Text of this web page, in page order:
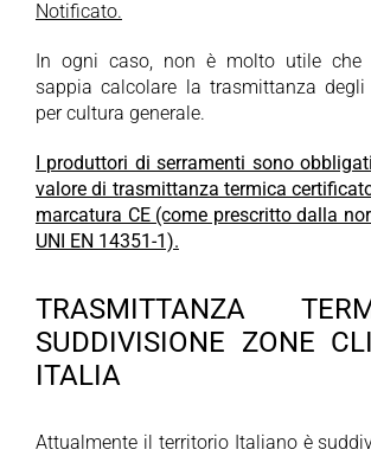
Notificato.
In ogni caso, non è molto utile che
sappia calcolare la trasmittanza
per cultura generale.
I produttori di serramenti sono
valore di trasmittanza termica
marcatura CE (come prescritto dalla
UNI EN 14351-1).
TRASMITTANZA
SUDDIVISIONE ZONE
ITALIA
Attualmente il territorio Italiano è